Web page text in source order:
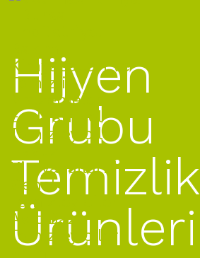
Hijyen
Grubu
Temizlik
Ürünleri